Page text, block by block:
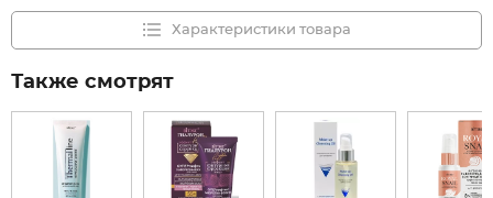
Характеристики товара
Также смотрят